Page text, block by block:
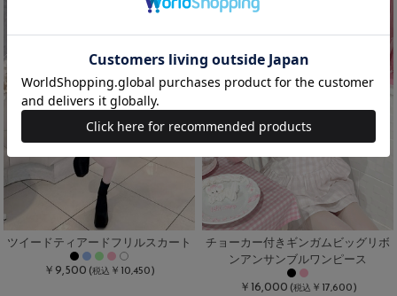
ツイードティアードフリルスカート
￥9,500 (税込 ￥10,450)
チョーカー付きギンガムビッグリボ
ンアンサンブルワンピース
￥16,000 (税込 ￥17,600)